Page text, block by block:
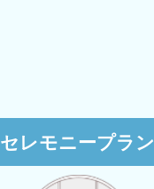
セレモニープラン